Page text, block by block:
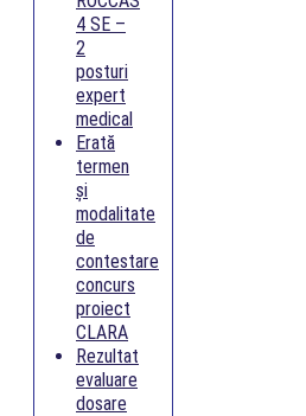
4 SE –
2
posturi
expert
medical
Erată
termen
și
modalitate
de
contestare
concurs
proiect
CLARA
Rezultat
evaluare
dosare